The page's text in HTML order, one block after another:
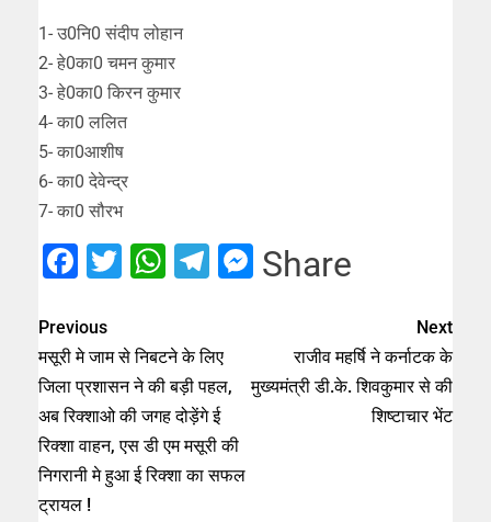
1- उ0नि0 संदीप लोहान
2- हे0का0 चमन कुमार
3- हे0का0 किरन कुमार
4- का0 ललित
5- का0आशीष
6- का0 देवेन्द्र
7- का0 सौरभ
Facebook
Twitter
WhatsApp
Telegram
Messenger
Share
Previous
मसूरी मे जाम से निबटने के लिए
जिला प्रशासन ने की बड़ी पहल,
अब रिक्शाओ की जगह दोड़ेंगे ई
रिक्शा वाहन, एस डी एम मसूरी की
निगरानी मे हुआ ई रिक्शा का सफल
ट्रायल !
Next
राजीव महर्षि ने कर्नाटक के
मुख्यमंत्री डी.के. शिवकुमार से की
शिष्टाचार भेंट